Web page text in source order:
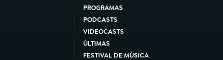
PROGRAMAS
PODCASTS
VIDEOCASTS
ÚLTIMAS
FESTIVAL DE MÚSICA